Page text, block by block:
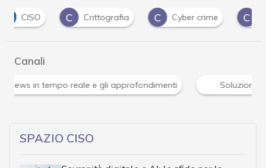
C
Crittografia C Cyber crime C Cyber
Canali
Attacchi hacker e Malware: le ultime news in tempo
SPAZIO CISO